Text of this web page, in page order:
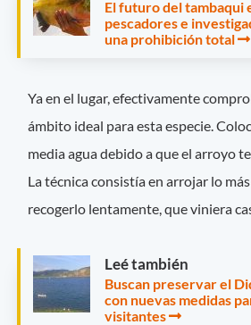
El futuro del tambaqui
pescadores e
una prohibición total
Ya en el lugar, efectivamente
ámbito ideal para esta especie.
media agua debido a que el arroyo
La técnica consistía en arrojar lo
recogerlo lentamente, que viniera
Leé también
Buscan preservar el
con nuevas medidas
visitantes